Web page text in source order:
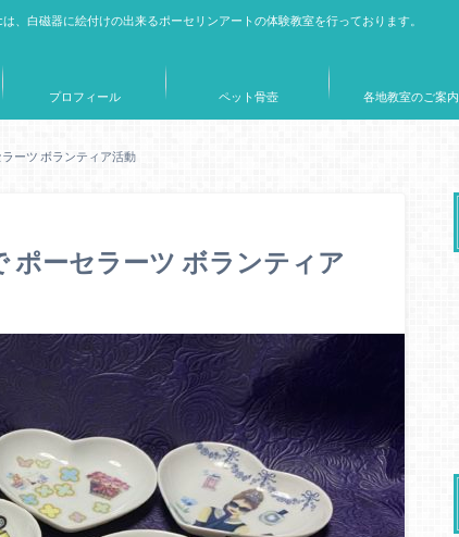
白磁器に絵付けの出来るポーセリンアートの体験教室を行っております。
プロフィール ペット骨壺 各地教室のご案内
ーツ ボランティア活動
ポーセラーツ ボランティア